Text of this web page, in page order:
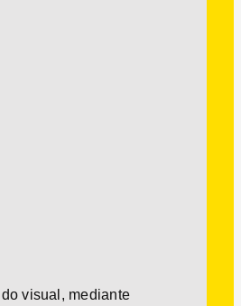
visual, mediante